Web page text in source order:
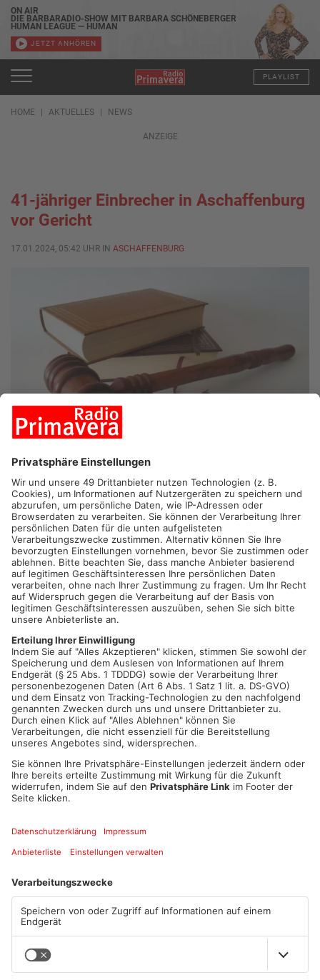
ON AIR
DIE BARBARADIO-SHOW MIT BARBARA SCHÖNEBERGER
HUMAN LEAGUE — HUMAN
JETZT ANHÖREN
PLAYLIST
HOME AKTUELLES NEWS
ANZEIGE
41-jähriger Einbrecher in Aschaffenburg
vor Gericht
17.01.2024, 05:42 UHR IN ASCHAFFENBURG
ASCHAFFENBURG.„Massage, Massage“ – mit diesen Worten
soll ein 41-Jähriger in mehrere Wohnungen in Aschaffenburg
eingebrochen sein. Deshalb steht er heute vor Gericht. Bei den
Wohnungseinbrüchen blieb es aber nicht – der Täter soll sich
unter anderem neben die schlafenden Opfer geschlichen und
sie bedrängt haben. Als die Opfer dann aufwachten, bot der
Einbrecher ihnen dann laut Anklageschrift eine Massage an.
Ihm wird jetzt Hausfriedensbruch mit sexuellem Übergriff
vorgeworfen.
Artikel teilen
ANZEIGE
Aschaffenburg